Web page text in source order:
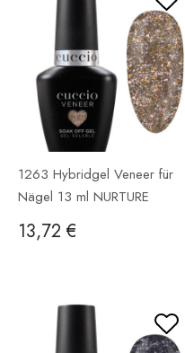
1263 Hybridgel Veneer für
Nägel 13 ml NURTURE
NATURE
13,72 €